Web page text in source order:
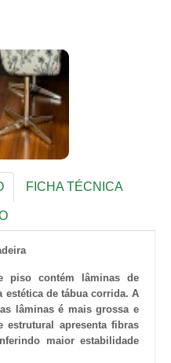
FICHA TÉCNICA
piso contém lâminas de
estética de tábua corrida. A
lâminas é mais grossa e
apresenta fibras
maior estabilidade